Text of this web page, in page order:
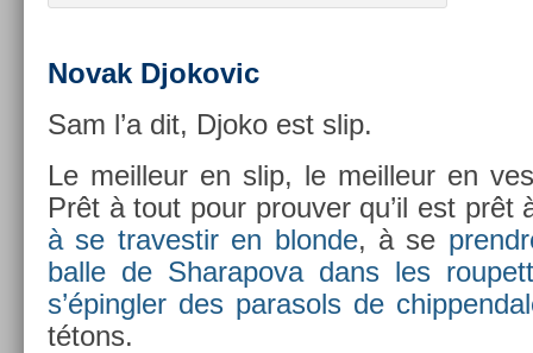
Novak Djokovic
Sam l’a dit, Djoko est slip.
Le meil­leur en slip, le meil­leur en
Prêt à tout pour pro­uv­er qu’il est prêt
à se traves­tir en blon­de, à se
balle de Sharapova dans les
s’épingl­er des para­sols de
tétons.